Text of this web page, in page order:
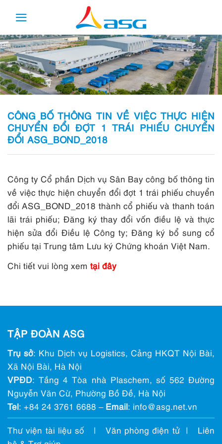
content
CÔNG BỐ THÔNG TIN VỀ VIỆC THỰC HIỆN
CHUYỂN ĐỔI ĐỢT 1 TRÁI PHIẾU CHUYỂN
ĐỔI ASG_BOND_2018
Công ty Cổ phần Dịch vụ Sân Bay công bố thông tin
về việc thực hiện chuyển đổi đợt 1 trái phiếu chuyển
đổi ASG_BOND_2018 thành cổ phiếu và thanh toán
lãi trái phiếu; Đăng ký thay đổi vốn điều lệ và thực
hiện sửa đổi Điều lệ Công ty; Đăng ký bổ sung cổ
phiếu tại Trung tâm Lưu ký Chứng khoán Việt Nam.
Chi tiết vui lòng xem tại đây
TẬP ĐOÀN ASG
Trụ sở: Khu Dịch vụ Logistics, Cảng HKQT Nội Bài,
Xã Nội Bài, Hà Nội
VPĐD: Tầng 4 Tòa nhà Plaschem, số 562 Đường
Nguyễn Văn Cừ, Phường Bồ Đề, Hà Nội
Tel: +84 24 3761 6688 – Email: info@ asg.net.vn
Thư viện tài liệu số | Văn phòng điện tử|
Liên